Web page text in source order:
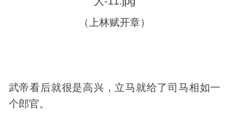
（上林赋开章）
武帝看后就很是高兴，立马就给了司马相如一
个郎官。